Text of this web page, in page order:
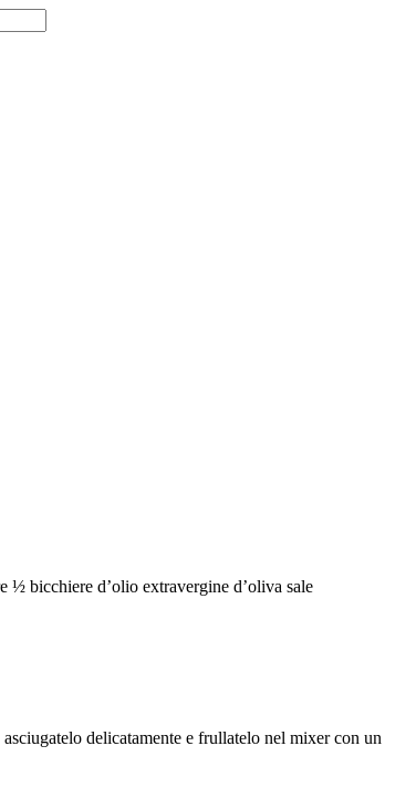
½ bicchiere d’olio extravergine d’oliva sale
delicatamente e frullatelo nel mixer con un